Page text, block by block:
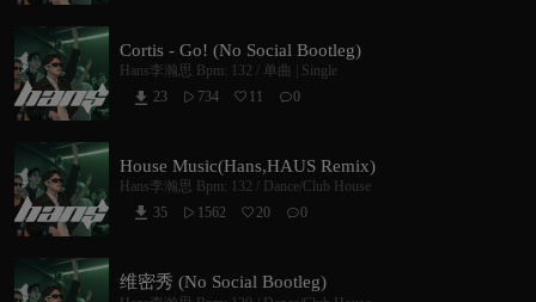
Cortis - Go! (No Social Bootleg)
Hans李瀚思 Bpm: 132 / 单曲 | Single
23
 734  11 0
House Music(Hans,HAUS Remix)
Hans李瀚思 Bpm: 132 / Dance/Club House
35
 1562 20 0
维密秀 (No Social Bootleg)